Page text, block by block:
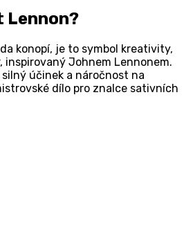
Lennon?
konopí, je to symbol kreativity,
inspirovaný Johnem Lennonem.
účinek a náročnost na
dílo pro znalce sativních